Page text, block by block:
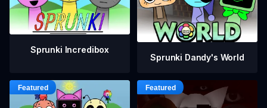
Sprunki Incredibox
Sprunki Dandy's World